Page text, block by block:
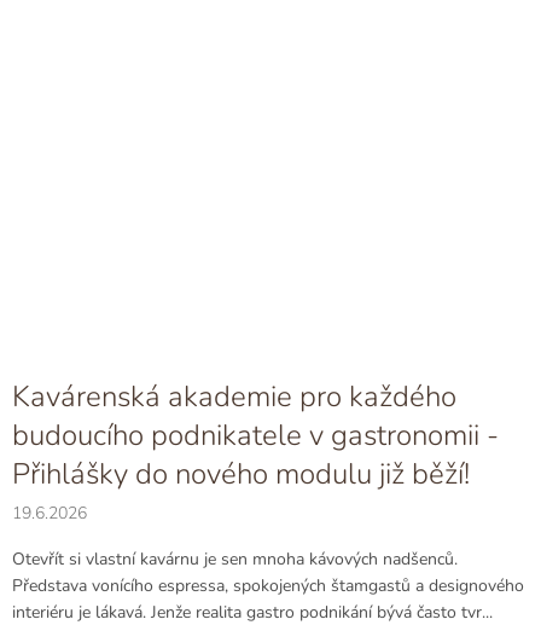
Kavárenská akademie pro každého
budoucího podnikatele v gastronomii -
Přihlášky do nového modulu již běží!
19.6.2026
Otevřít si vlastní kavárnu je sen mnoha kávových nadšenců.
Představa vonícího espressa, spokojených štamgastů a designového
interiéru je lákavá. Jenže realita gastro podnikání bývá často tvr...